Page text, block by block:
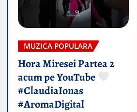
MUZICA POPULARA
Hora Miresei Partea 2
acum pe YouTube
#ClaudiaIonas
#AromaDigital